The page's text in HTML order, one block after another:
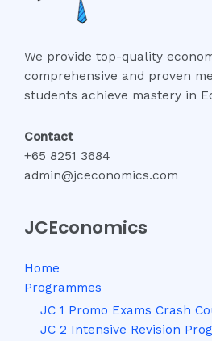
We provide top-quality
comprehensive and proven
students achieve mastery in
Contact
+65 8251 3684
admin@jceconomics.com
JCEconomics
Home
Programmes
JC 1 Promo Exams Crash
JC 2 Intensive Revision